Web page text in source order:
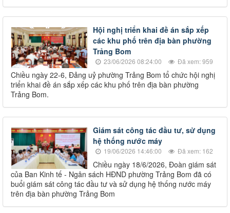
Hội nghị triển khai đề án sắp xếp
các khu phố trên địa bàn phường
Trảng Bom
23/06/2026 08:24:00 Đã xem: 959
Chiều ngày 22-6, Đảng uỷ phường Trảng Bom tổ chức hội nghị
triển khai đề án sắp xếp các khu phố trên địa bàn phường
Trảng Bom.
Giám sát công tác đầu tư, sử dụng
hệ thống nước máy
19/06/2026 14:46:00 Đã xem: 162
Chiều ngày 18/6/2026, Đoàn giám sát
của Ban Kinh tế - Ngân sách HĐND phường Trảng Bom đã có
buổi giám sát công tác đầu tư và sử dụng hệ thống nước máy
trên địa bàn phường Trảng Bom